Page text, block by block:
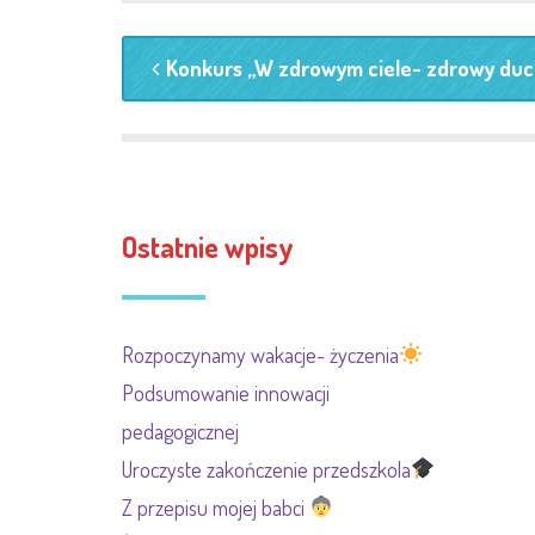
Konkurs „W zdrowym ciele- zdrowy
Ostatnie wpisy
Rozpoczynamy wakacje- życzenia
Podsumowanie innowacji
pedagogicznej
Uroczyste zakończenie przedszkola
Z przepisu mojej babci